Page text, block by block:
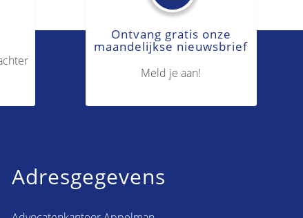
Ontvang gratis onze
maandelijkse nieuwsbrief
Meld je aan!
Adresgegevens